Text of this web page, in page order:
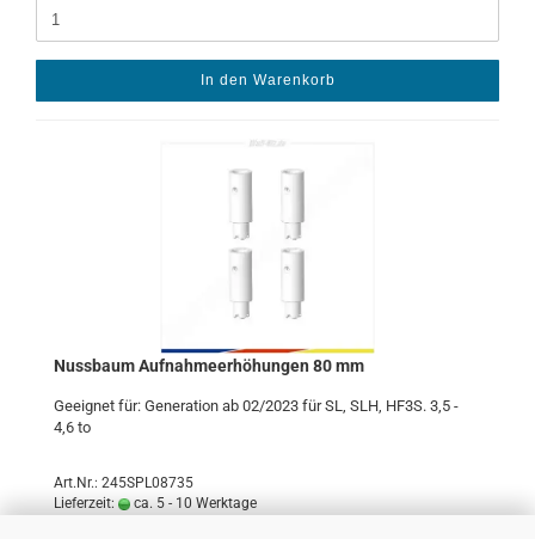
In den Warenkorb
Nuss­baum Auf­nah­me­er­hö­hun­gen 80 mm
Ge­eig­net für: Ge­nera­ti­on ab 02/2023 für SL, SLH, HF3S. 3,5 -
4,6 to
Art.Nr.: 245SPL08735
Lieferzeit:
ca. 5 - 10 Werktage